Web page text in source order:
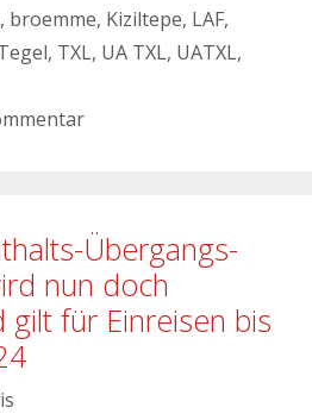
, broemme, Kiziltepe, LAF,
, TXL, UA TXL, UATXL,
Übergangs-
nun doch
für Einreisen bis